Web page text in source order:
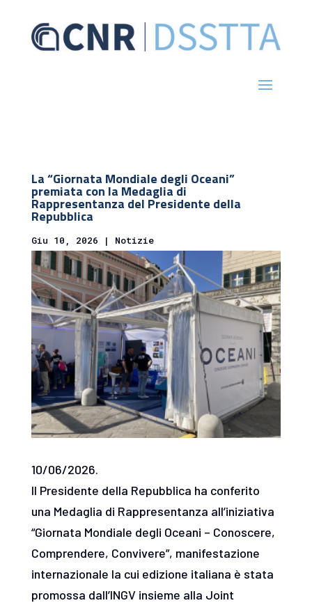
La “Giornata Mondiale degli Oceani”
premiata con la Medaglia di
Rappresentanza del Presidente della
Repubblica
Giu 10, 2026 | Notizie
10/06/2026.
Il Presidente della Repubblica ha conferito
una Medaglia di Rappresentanza all’iniziativa
“Giornata Mondiale degli Oceani – Conoscere,
Comprendere, Convivere”, manifestazione
internazionale la cui edizione italiana è stata
promossa dall’INGV insieme alla Joint